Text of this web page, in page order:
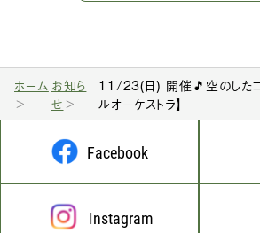
ホーム お知ら
せ
11/23(日) 開催🎵空のしたコ
ルオーケストラ】
Facebook
Instagram